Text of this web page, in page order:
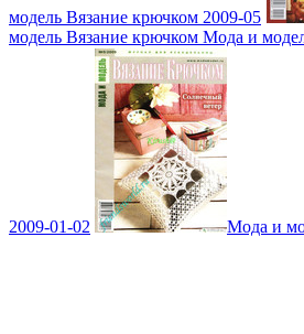
модель Вязание крючком 2009-05
модель Вязание крючком Мода и
2009-01-02 Мода и